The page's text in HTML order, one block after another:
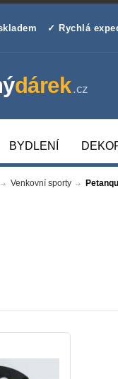
✓ Rychlá
BYDLENÍ
Venkovní sporty